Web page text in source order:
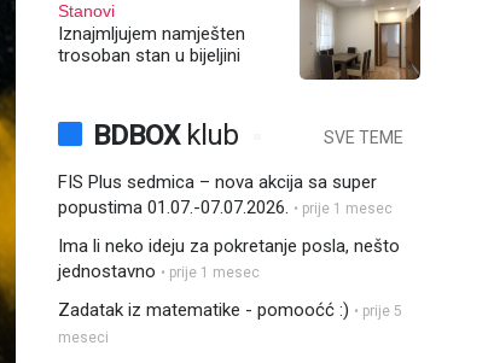
Stanovi
Iznajmljujem namješten
trosoban stan u bijeljini
BDBOXklub SVE TEME
FIS Plus sedmica – nova akcija sa super
popustima 01.07.-07.07.2026. • prije 1 mesec
Ima li neko ideju za pokretanje posla, nešto
jednostavno • prije 1 mesec
Zadatak iz matematike - pomooćć :) • prije 5
meseci